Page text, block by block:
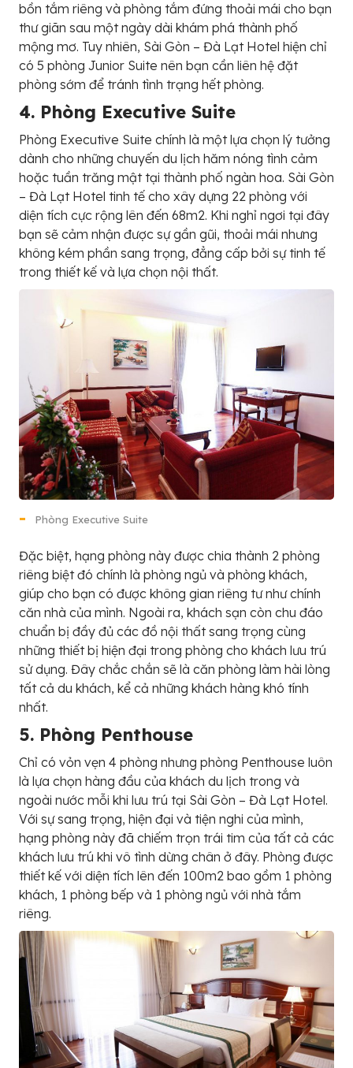
bồn tắm riêng và phòng tắm đứng thoải mái cho bạn
thư giãn sau một ngày dài khám phá thành phố
mộng mơ. Tuy nhiên, Sài Gòn – Đà Lạt Hotel hiện chỉ
có 5 phòng Junior Suite nên bạn cần liên hệ đặt
phòng sớm để tránh tình trạng hết phòng.
4. Phòng Executive Suite
Phòng Executive Suite chính là một lựa chọn lý tưởng
dành cho những chuyến du lịch hăm nóng tình cảm
hoặc tuần trăng mật tại thành phố ngàn hoa. Sài Gòn
– Đà Lạt Hotel tinh tế cho xây dựng 22 phòng với
diện tích cực rộng lên đến 68m2. Khi nghỉ ngơi tại đây
bạn sẽ cảm nhận được sự gần gũi, thoải mái nhưng
không kém phần sang trọng, đẳng cấp bởi sự tinh tế
trong thiết kế và lựa chọn nội thất.
Phòng Executive Suite
Đặc biệt, hạng phòng này được chia thành 2 phòng
riêng biệt đó chính là phòng ngủ và phòng khách,
giúp cho bạn có được không gian riêng tư như chính
căn nhà của mình. Ngoài ra, khách sạn còn chu đáo
chuẩn bị đầy đủ các đồ nội thất sang trọng cùng
những thiết bị hiện đại trong phòng cho khách lưu trú
sử dụng. Đây chắc chắn sẽ là căn phòng làm hài lòng
tất cả du khách, kể cả những khách hàng khó tính
nhất.
5. Phòng Penthouse
Chỉ có vỏn vẹn 4 phòng nhưng phòng Penthouse luôn
là lựa chọn hàng đầu của khách du lịch trong và
ngoài nước mỗi khi lưu trú tại Sài Gòn – Đà Lạt Hotel.
Với sự sang trọng, hiện đại và tiện nghi của mình,
hạng phòng này đã chiếm trọn trái tim của tất cả các
khách lưu trú khi vô tình dừng chân ở đây. Phòng được
thiết kế với diện tích lên đến 100m2 bao gồm 1 phòng
khách, 1 phòng bếp và 1 phòng ngủ với nhà tắm
riêng.